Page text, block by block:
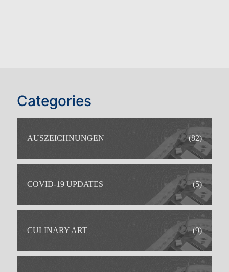
Categories
AUSZEICHNUNGEN (82)
COVID-19 UPDATES (5)
CULINARY ART (9)